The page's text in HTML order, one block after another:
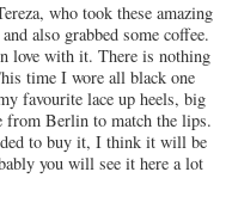
who took these amazing
also grabbed some coffee.
love with it. There is nothing
time I wore all black one
favourite lace up heels, big
from Berlin to match the lips.
to buy it, I think it will be
you will see it here a lot